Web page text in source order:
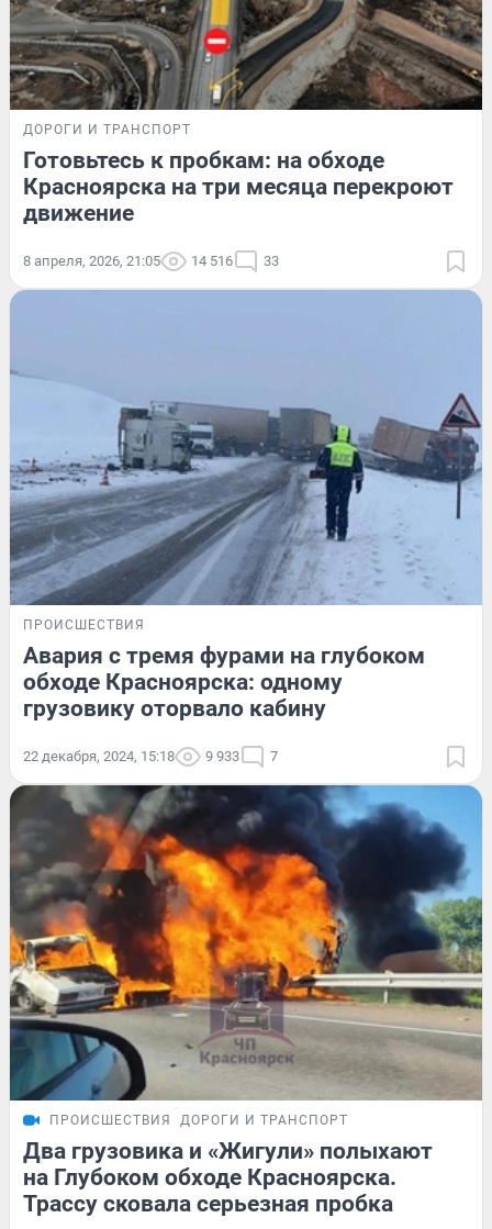
ДОРОГИ И ТРАНСПОРТ
Готовьтесь к пробкам: на обходе
Красноярска на три месяца перекроют
движение
8 апреля, 2026, 21:05 14 516 33
ПРОИСШЕСТВИЯ
Авария с тремя фурами на глубоком
обходе Красноярска: одному
грузовику оторвало кабину
22 декабря, 2024, 15:18 9 933 7
ПРОИСШЕСТВИЯ ДОРОГИ И ТРАНСПОРТ
Два грузовика и «Жигули» полыхают
на Глубоком обходе Красноярска.
Трассу сковала серьезная пробка